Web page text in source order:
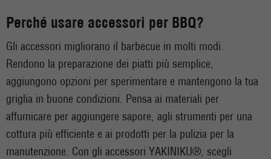
Perché usare accessori per BBQ?
Gli accessori migliorano il barbecue in molti modi.
Rendono la preparazione dei piatti più semplice,
aggiungono opzioni per sperimentare e mantengono la tua
griglia in buone condizioni. Pensa ai materiali per
affumicare per aggiungere sapore, agli strumenti per una
cottura più efficiente e ai prodotti per la pulizia per la
manutenzione. Con gli accessori YAKINIKU®, scegli